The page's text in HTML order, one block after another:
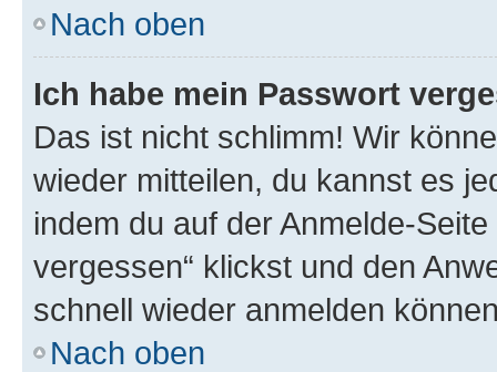
Nach oben
Ich habe mein Passwort
Das ist nicht schlimm! Wir
wieder mitteilen, du kannst es
indem du auf der Anmelde-
vergessen“ klickst und den
schnell wieder anmelden
Nach oben